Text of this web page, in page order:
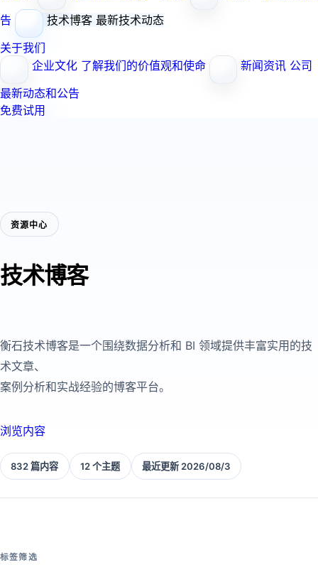
告
技术博客 最新技术动态
关于我们
企业文化 了解我们的价值观和使命 新闻资讯 公司
最新动态和公告
免费试用
资源中心
技术博客
衡石技术博客是一个围绕数据分析和 BI 领域提供丰富实用的技
术文章、
案例分析和实战经验的博客平台。
浏览内容
832 篇内容 12 个主题 最近更新 2026/08/3
标签筛选